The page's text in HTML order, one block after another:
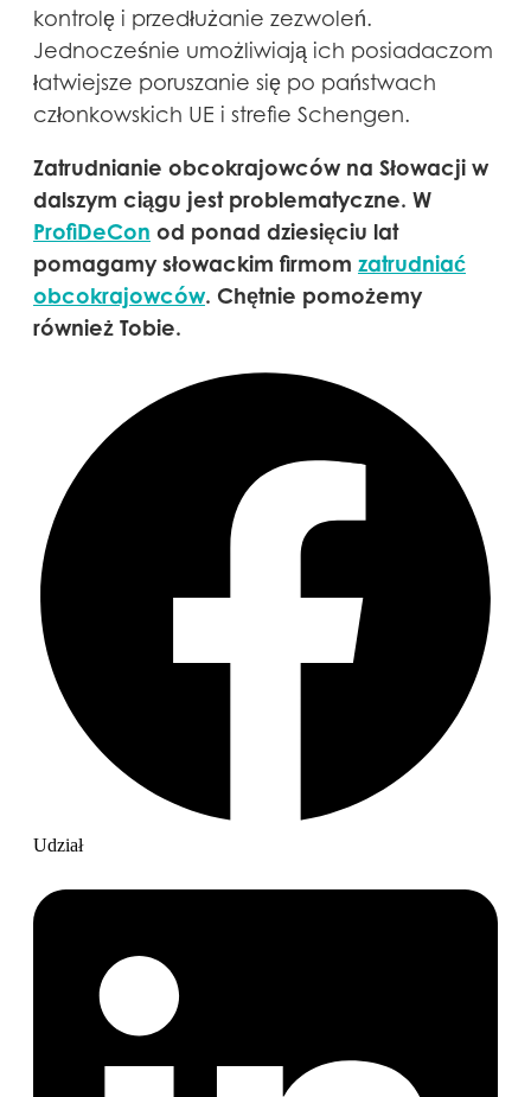
kontrolę i przedłużanie zezwoleń.
Jednocześnie umożliwiają ich posiadaczom
łatwiejsze poruszanie się po państwach
członkowskich UE i strefie Schengen.
Zatrudnianie obcokrajowców na Słowacji w
dalszym ciągu jest problematyczne. W
ProfiDeCon od ponad dziesięciu lat
pomagamy słowackim firmom zatrudniać
obcokrajowców. Chętnie pomożemy
również Tobie.
Udział